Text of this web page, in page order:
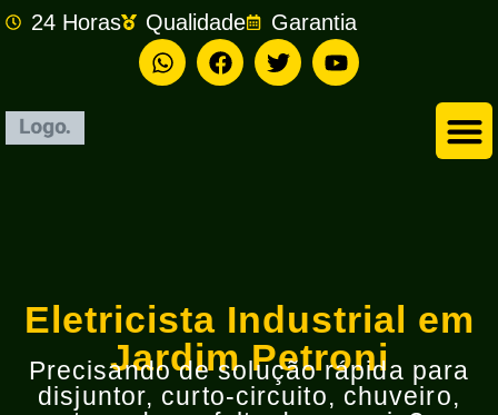
24 Horas Qualidade Garantia
Eletricista Industrial em
Jardim Petroni
Precisando de solução rápida para
disjuntor, curto-circuito, chuveiro,